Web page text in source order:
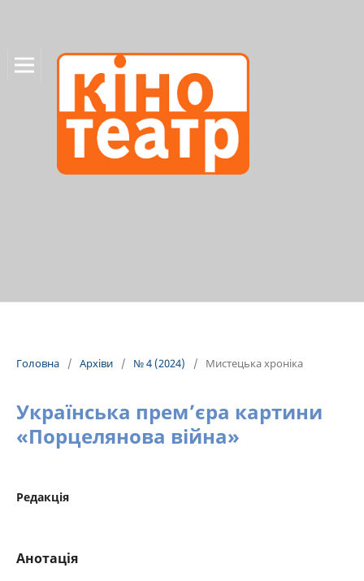
Головна / Архіви / № 4 (2024) / Мистецька хроніка
Українська прем’єра картини
«Порцелянова війна»
Редакція
Анотація